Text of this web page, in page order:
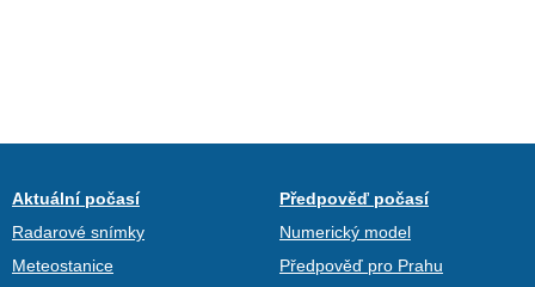
Aktuální počasí
Radarové snímky
Meteostanice
Předpověď počasí
Numerický model
Předpověď pro Prahu